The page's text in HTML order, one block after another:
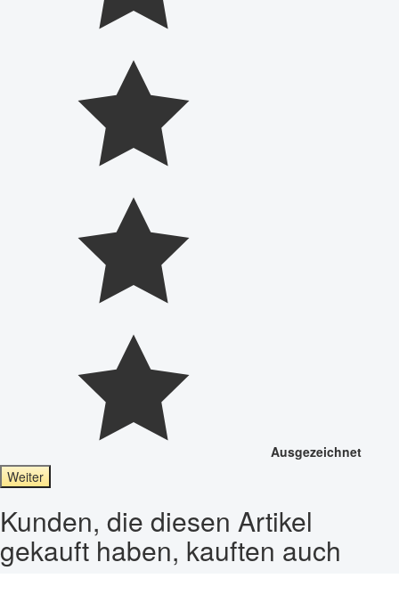
Ausgezeichnet
Weiter
Kunden, die diesen Artikel
gekauft haben, kauften auch